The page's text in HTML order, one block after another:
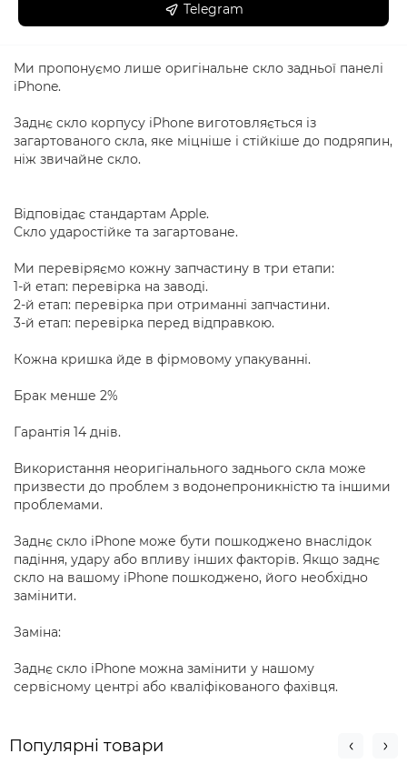
Telegram
Ми пропонуємо лише оригінальне скло задньої панелі
iPhone.
Заднє скло корпусу iPhone виготовляється із
загартованого скла, яке міцніше і стійкіше до подряпин,
ніж звичайне скло.
Відповідає стандартам Apple.
Скло ударостійке та загартоване.
Ми перевіряємо кожну запчастину в три етапи:
1-й етап: перевірка на заводі.
2-й етап: перевірка при отриманні запчастини.
3-й етап: перевірка перед відправкою.
Кожна кришка йде в фірмовому упакуванні.
Брак менше 2%
Гарантія 14 днів.
Використання неоригінального заднього скла може
призвести до проблем з водонепроникністю та іншими
проблемами.
Заднє скло iPhone може бути пошкоджено внаслідок
падіння, удару або впливу інших факторів. Якщо заднє
скло на вашому iPhone пошкоджено, його необхідно
замінити.
Заміна:
Заднє скло iPhone можна замінити у нашому
сервісному центрі або кваліфікованого фахівця.
Популярні товари